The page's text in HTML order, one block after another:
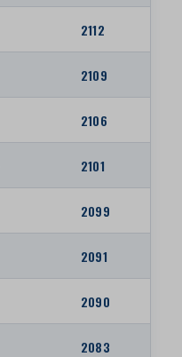
2112
2109
2106
2101
2099
2091
2090
2083